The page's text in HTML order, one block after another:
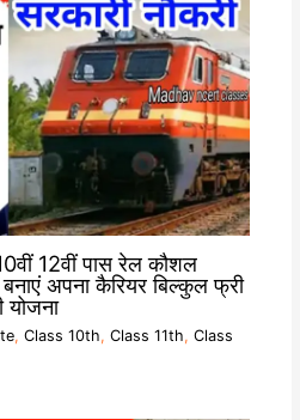
12वीं पास रेल कौशल
अपना कैरियर बिल्कुल फ्री
योजना
, Class 10th, Class 11th, Class